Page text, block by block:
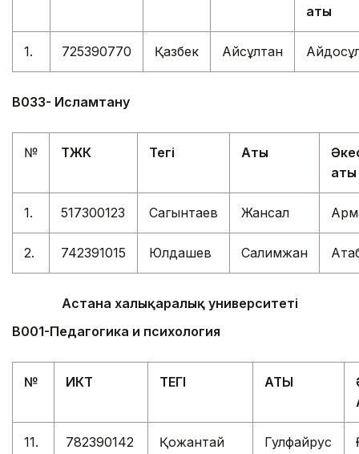
аты
1. 725390770 Қазбек Айсұлтан
В033- Исламтану
№ ТЖК Тегі Аты
аты
1. 517300123 Сагынтаев Жансал
2. 742391015 Юлдашев Салимжан
Астана халықаралық университеті
В001-Педагогика и психология
№ ИКТ ТЕГІ АТЫ
11. 782390142 Қожантай Гулфайрус